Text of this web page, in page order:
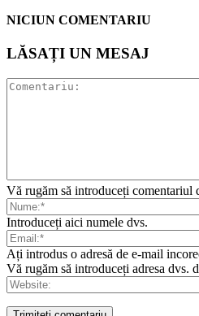
NICIUN COMENTARIU
LĂSAȚI UN MESAJ
Vă rugăm să introduceți comentariul
Introduceți aici numele dvs.
Ați introdus o adresă de e-mail
Vă rugăm să introduceți adresa dvs.